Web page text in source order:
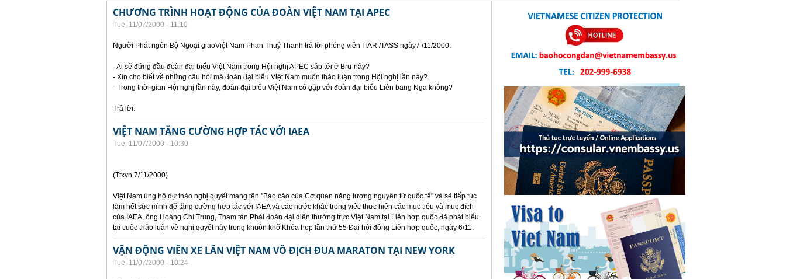
CHƯƠNG TRÌNH HOẠT ĐỘNG CỦA ĐOÀN VIỆT NAM TẠI APEC
Tue, 11/07/2000 - 11:10
Người Phát ngôn Bộ Ngoại giaoViệt Nam Phan Thuý Thanh trả lời phóng viên ITAR /TASS ngày7 /11/2000:
- Ai sẽ đứng đầu đoàn đại biểu Việt Nam trong Hội nghị APEC sắp tới ở Bru-nây?
- Xin cho biết về những câu hỏi mà đoàn đại biểu Việt Nam muốn thảo luận trong Hội nghị lần này?
- Trong thời gian Hội nghị lần này, đoàn đại biểu Việt Nam có gặp với đoàn đại biểu Liên bang Nga không?
Trả lời:
VIỆT NAM TĂNG CƯỜNG HỢP TÁC VỚI IAEA
Tue, 11/07/2000 - 10:30
(Ttxvn 7/11/2000)
Việt Nam ủng hộ dự thảo nghị quyết mang tên "Báo cáo của Cơ quan năng lượng nguyên tử quốc tế" và sẽ tiếp tục
làm hết sức mình để tăng cường hợp tác với IAEA và các nước khác trong việc thực hiện các mục tiêu và mục đích
của IAEA, ông Hoàng Chí Trung, Tham tán Phái đoàn đại diện thường trực Việt Nam tại Liên hợp quốc đã phát biểu
tại cuộc thảo luận về nghị quyết này trong khuôn khổ Khóa họp lần thứ 55 Đại hội đồng Liên hợp quốc, ngày 6/11.
VẬN ĐỘNG VIÊN XE LĂN VIỆT NAM VÔ ĐỊCH ĐUA MARATON TẠI NEW YORK
Tue, 11/07/2000 - 10:24